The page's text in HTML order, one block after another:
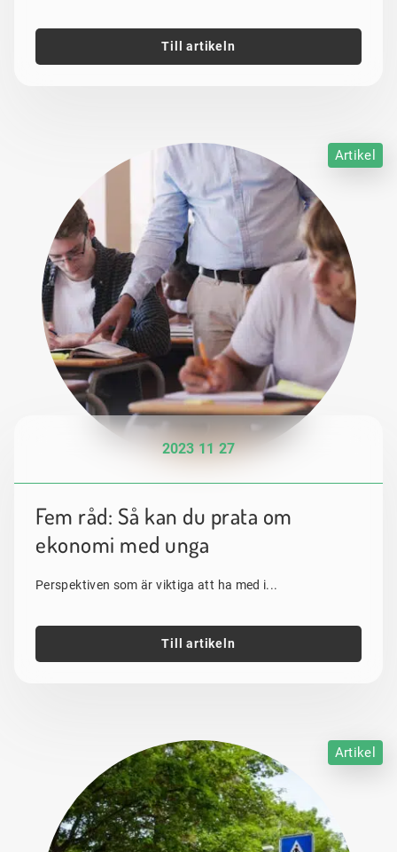
Till artikeln
Artikel
2023 11 27
Fem råd: Så kan du prata om
ekonomi med unga
Perspektiven som är viktiga att ha med i...
Till artikeln
Artikel